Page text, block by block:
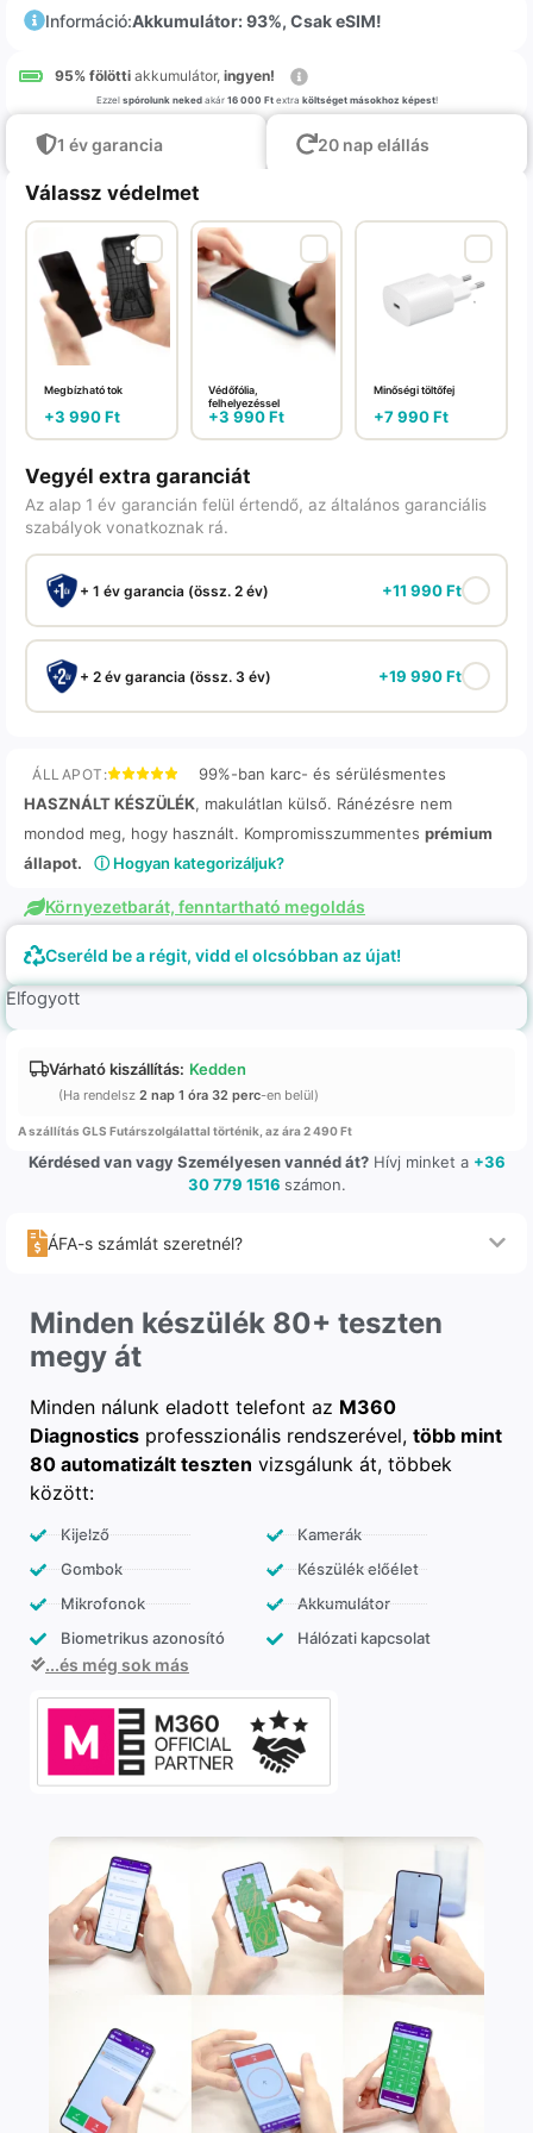
Információ:Akkumulátor: 93%, Csak eSIM!
95% fölötti akkumulátor, ingyen!
Ezzel spórolunk nekedakár 16 000 Ftextra költséget másokhoz képest!
1 év garancia 20 nap elállás
Válassz védelmet
Megbízható tok
+3 990Ft
Védőfólia,
felhelyezéssel
+3 990Ft
Minőségi töltőfej
+7 990Ft
Vegyél extra garanciát
Az alap 1 év garancián felül értendő, az általános garanciális
szabályok vonatkoznak rá.
+ 1 év garancia (össz. 2 év) +11 990Ft
+ 2 év garancia (össz. 3 év) +19 990Ft
ÁLLAPOT:
99%-ban karc- és sérülésmentes
HASZNÁLT KÉSZÜLÉK, makulátlan külső. Ránézésre nem
mondod meg, hogy használt. Kompromisszummentes prémium
állapot.
ⓘ Hogyan kategorizáljuk?
Környezetbarát, fenntartható megoldás
Cseréld be a régit, vidd el olcsóbban az újat!
Elfogyott
Várható kiszállítás: Kedden
(Ha rendelsz 2 nap 1 óra 32 perc-en belül)
A szállítás GLS Futárszolgálattal történik, az ára 2 490 Ft
Kérdésed van vagy Személyesen vannéd át?Hívj minket a +36
30 779 1516 számon.
ÁFA-s számlát szeretnél?
Minden készülék 80+ teszten
megy át
Minden nálunk eladott telefont az M360
Diagnostics professzionális rendszerével, több mint
80 automatizált teszten vizsgálunk át, többek
között:
Kijelző
Gombok
Mikrofonok
Biometrikus azonosító
Kamerák
Készülék előélet
Akkumulátor
Hálózati kapcsolat
...és még sok más